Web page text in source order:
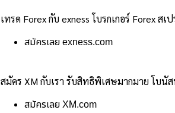
เทรด Forex กับ exness โบรกเกอร์ Forex สเ
สมัครเลยexness.com
สมัคร XM กับเรา รับสิทธิพิเศษมากมาย โบนั
สมัครเลยXM.com